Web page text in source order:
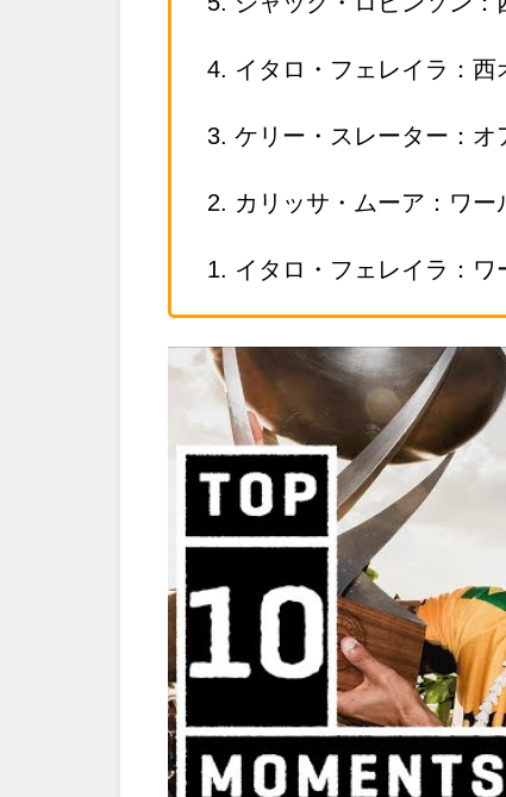
4. イタロ・フェレイラ：西
3. ケリー・スレーター：オ
2. カリッサ・ムーア：ワー
1. イタロ・フェレイラ：ワ